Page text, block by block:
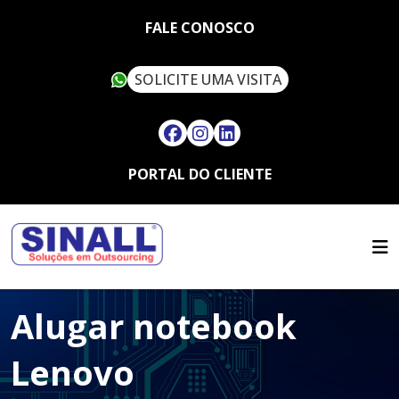
FALE CONOSCO
SOLICITE UMA VISITA
PORTAL DO CLIENTE
QUEM SOMOS
OUTSOURCING
LOCAÇÃO DE IMPRESSORAS
MULTIFUNCIONAIS
LOCAÇÃO DE IMPRESSORAS
TÉRMICAS
ASSISTÊNCIA TÉCNICA
SUPRIMENTOS
SINALL VERDE
ARTIGOS
FALE CONOSCO
CONTATO
TRABALHE CONOSCO
Alugar notebook
Lenovo